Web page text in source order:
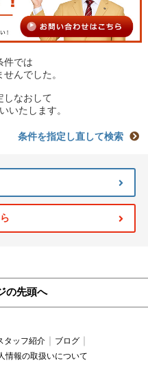
件では
んでした。
しなおして
いたします。
条件を指定し直して検索
の先頭へ
タッフ紹介
ブログ
情報の取扱いについて